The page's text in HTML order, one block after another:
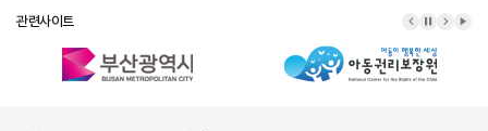
관련사이트